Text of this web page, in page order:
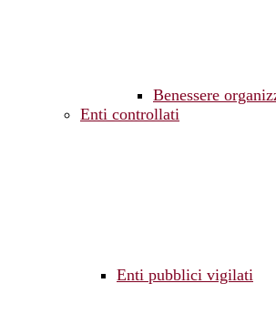
Benessere
Enti controllati
Enti pubblici vigilati